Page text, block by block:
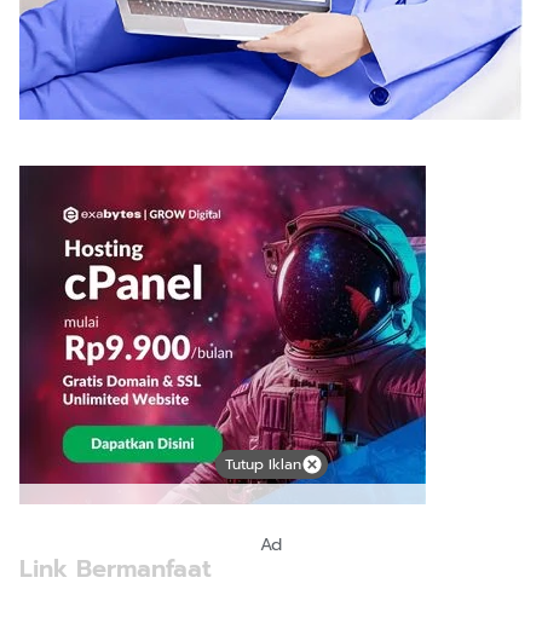
Link Bermanfaat
Tutup Iklan
Ad